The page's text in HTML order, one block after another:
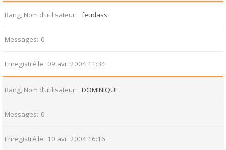
Rang, Nom d’utilisateur feudass
Messages 0
Enregistré le 09 avr. 2004 11:34
Rang, Nom d’utilisateur DOMINIQUE
Messages 0
Enregistré le 10 avr. 2004 16:16